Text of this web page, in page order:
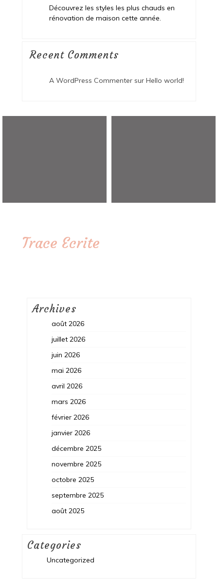
Découvrez les styles les plus chauds en
rénovation de maison cette année.
Recent Comments
A WordPress Commentersur Hello world!
Trace Ecrite
Archives
août 2026
juillet 2026
juin 2026
mai 2026
avril 2026
mars 2026
février 2026
janvier 2026
décembre 2025
novembre 2025
octobre 2025
septembre 2025
août 2025
Categories
Uncategorized